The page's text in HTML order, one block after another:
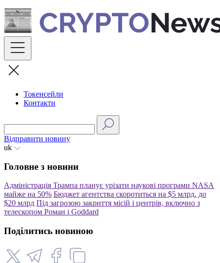
Skip
to
content
Токенсейли
Контакти
Відправити новину
uk
Головне з новини
Адміністрація Трампа планує урізати наукові програми NASA
майже на 50% Бюджет агентства скоротиться на $5 млрд, до
$20 млрд Під загрозою закриття місій і центрів, включно з
телескопом Роман і Goddard
Поділитись новиною